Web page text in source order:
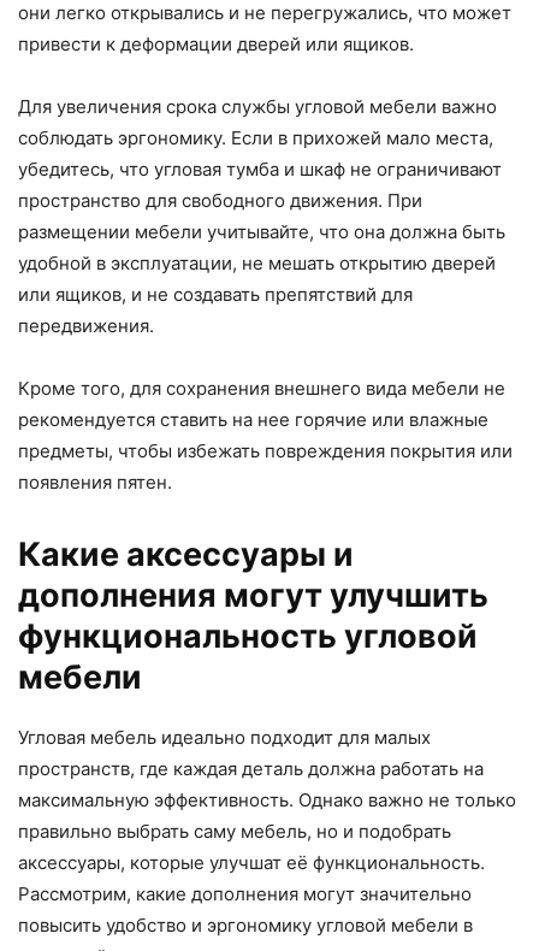
они легко открывались и не перегружались, что может
привести к деформации дверей или ящиков.
Для увеличения срока службы угловой мебели важно
соблюдать эргономику. Если в прихожей мало места,
убедитесь, что угловая тумба и шкаф не ограничивают
пространство для свободного движения. При
размещении мебели учитывайте, что она должна быть
удобной в эксплуатации, не мешать открытию дверей
или ящиков, и не создавать препятствий для
передвижения.
Кроме того, для сохранения внешнего вида мебели не
рекомендуется ставить на нее горячие или влажные
предметы, чтобы избежать повреждения покрытия или
появления пятен.
Какие аксессуары и
дополнения могут улучшить
функциональность угловой
мебели
Угловая мебель идеально подходит для малых
пространств, где каждая деталь должна работать на
максимальную эффективность. Однако важно не только
правильно выбрать саму мебель, но и подобрать
аксессуары, которые улучшат её функциональность.
Рассмотрим, какие дополнения могут значительно
повысить удобство и эргономику угловой мебели в